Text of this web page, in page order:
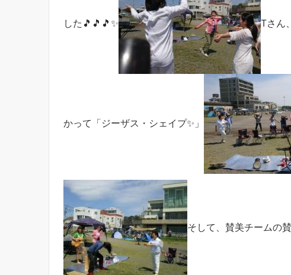
した🎵🎵🎵✨ Tさん
かって「ジーザス・シェイプ✨」
そして、賛美チームの